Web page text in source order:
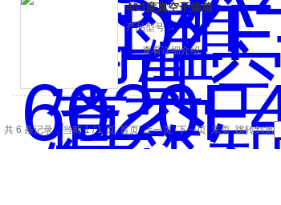
400度真空干燥箱
产品型号：
查看详细介绍
共 6 条记录，当前 1 / 1 页 首页 上一页 下一页 末页 跳转到第